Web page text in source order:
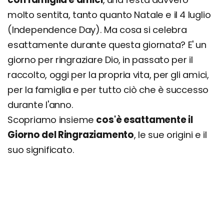
molto sentita, tanto quanto Natale e il 4 luglio
(Independence Day). Ma cosa si celebra
esattamente durante questa giornata? E' un
giorno per ringraziare Dio, in passato per il
raccolto, oggi per la propria vita, per gli amici,
per la famiglia e per tutto ciò che è successo
durante l'anno.
Scopriamo insieme cos'è esattamente il
Giorno del Ringraziamento, le sue origini e il
suo significato.